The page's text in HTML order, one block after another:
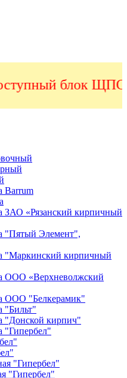
блок
Barrum
ЗАО «Рязанский кирпичный
"Пятый Элемент",
"Маркинский кирпичный
ООО «Верхневолжский
ООО "Белкерамик"
"Бильт"
"Донской кирпич"
"Гипербел"
"Гипербел"
"Гипербел"